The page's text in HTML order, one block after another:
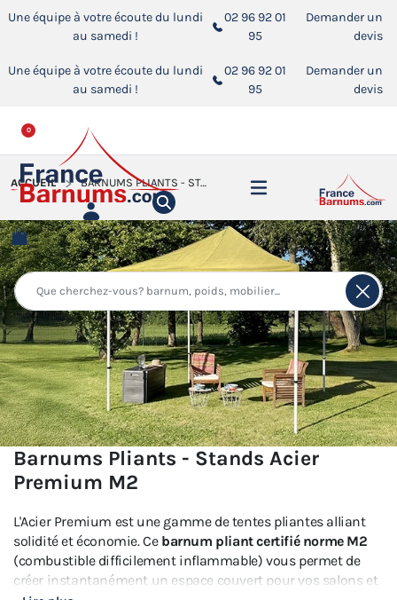
Une équipe à votre écoute du lundi
au samedi !
02 96 92 01
95
Demander un
devis
Une équipe à votre écoute du lundi
au samedi !
02 96 92 01
95
Demander un
devis
0
ACCUEIL BARNUMS PLIANTS - STANDS ACIER PREMIUM M2
Barnums Pliants - Stands Acier
Premium M2
L'Acier Premium est une gamme de tentes pliantes alliant
solidité et économie. Ce barnum pliant certifié norme M2
(combustible difficilement inflammable) vous permet de
créer instantanément un espace couvert pour vos salons et